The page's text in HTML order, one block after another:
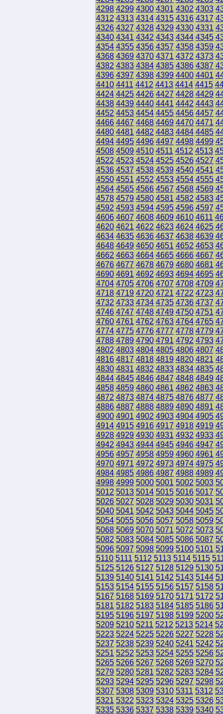
4298 4299 4300 4301 4302 4303
4312 4313 4314 4315 4316 4317
4326 4327 4328 4329 4330 4331
4340 4341 4342 4343 4344 4345
4354 4355 4356 4357 4358 4359
4368 4369 4370 4371 4372 4373
4382 4383 4384 4385 4386 4387
4396 4397 4398 4399 4400 4401
4410 4411 4412 4413 4414 4415
4424 4425 4426 4427 4428 4429
4438 4439 4440 4441 4442 4443
4452 4453 4454 4455 4456 4457
4466 4467 4468 4469 4470 4471
4480 4481 4482 4483 4484 4485
4494 4495 4496 4497 4498 4499
4508 4509 4510 4511 4512 4513
4522 4523 4524 4525 4526 4527
4536 4537 4538 4539 4540 4541
4550 4551 4552 4553 4554 4555
4564 4565 4566 4567 4568 4569
4578 4579 4580 4581 4582 4583
4592 4593 4594 4595 4596 4597
4606 4607 4608 4609 4610 4611
4620 4621 4622 4623 4624 4625
4634 4635 4636 4637 4638 4639
4648 4649 4650 4651 4652 4653
4662 4663 4664 4665 4666 4667
4676 4677 4678 4679 4680 4681
4690 4691 4692 4693 4694 4695
4704 4705 4706 4707 4708 4709
4718 4719 4720 4721 4722 4723
4732 4733 4734 4735 4736 4737
4746 4747 4748 4749 4750 4751
4760 4761 4762 4763 4764 4765
4774 4775 4776 4777 4778 4779
4788 4789 4790 4791 4792 4793
4802 4803 4804 4805 4806 4807
4816 4817 4818 4819 4820 4821
4830 4831 4832 4833 4834 4835
4844 4845 4846 4847 4848 4849
4858 4859 4860 4861 4862 4863
4872 4873 4874 4875 4876 4877
4886 4887 4888 4889 4890 4891
4900 4901 4902 4903 4904 4905
4914 4915 4916 4917 4918 4919
4928 4929 4930 4931 4932 4933
4942 4943 4944 4945 4946 4947
4956 4957 4958 4959 4960 4961
4970 4971 4972 4973 4974 4975
4984 4985 4986 4987 4988 4989
4998 4999 5000 5001 5002 5003
5012 5013 5014 5015 5016 5017
5026 5027 5028 5029 5030 5031
5040 5041 5042 5043 5044 5045
5054 5055 5056 5057 5058 5059
5068 5069 5070 5071 5072 5073
5082 5083 5084 5085 5086 5087
5096 5097 5098 5099 5100 5101
5110 5111 5112 5113 5114 5115
5125 5126 5127 5128 5129 5130
5139 5140 5141 5142 5143 5144
5153 5154 5155 5156 5157 5158
5167 5168 5169 5170 5171 5172
5181 5182 5183 5184 5185 5186
5195 5196 5197 5198 5199 5200
5209 5210 5211 5212 5213 5214
5223 5224 5225 5226 5227 5228
5237 5238 5239 5240 5241 5242
5251 5252 5253 5254 5255 5256
5265 5266 5267 5268 5269 5270
5279 5280 5281 5282 5283 5284
5293 5294 5295 5296 5297 5298
5307 5308 5309 5310 5311 5312
5321 5322 5323 5324 5325 5326
5335 5336 5337 5338 5339 5340